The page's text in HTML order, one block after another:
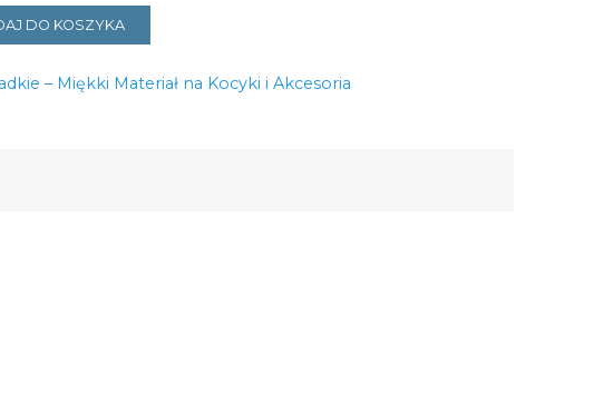
DO KOSZYKA
– Miękki Materiał na Kocyki i Akcesoria